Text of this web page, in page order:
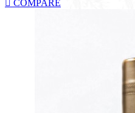
 COMPARE